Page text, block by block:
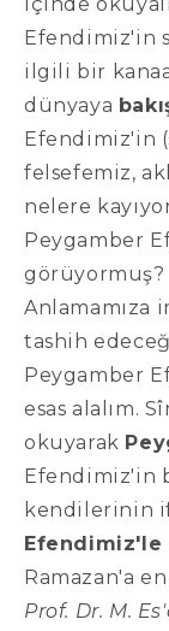
Efendimiz'in
ilgili bir
dünyaya
Efendimiz'in
felsefemiz,
nelere
Peygamber
görüyormuş?
Anlamamıza
tashih
Peygamber
esas alalım.
okuyarak
Efendimiz'in
kendilerinin
Efendimiz'le
Ramazan'a
Prof. Dr. M.